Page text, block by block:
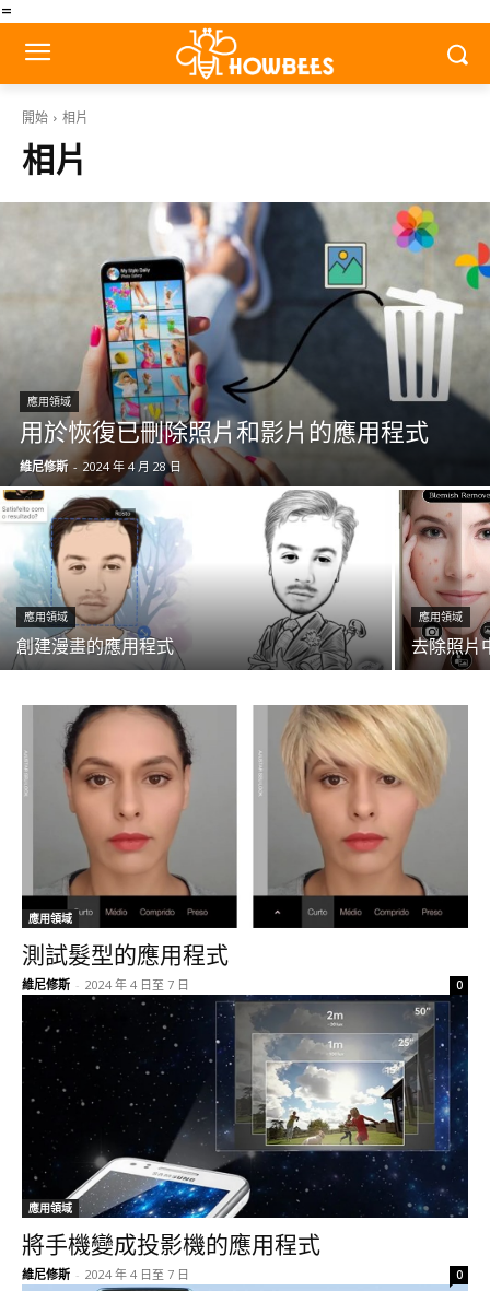
=
開始 相片
相片
應用領域
用於恢復已刪除照片和影片的應用程式
維尼修斯 - 2024 年 4 月 28 日
應用領域
創建漫畫的應用程式
應用領域
去除照片
應用領域
測試髮型的應用程式
維尼修斯 - 2024 年 4 日至 7 日 0
應用領域
將手機變成投影機的應用程式
維尼修斯 - 2024 年 4 日至 7 日 0